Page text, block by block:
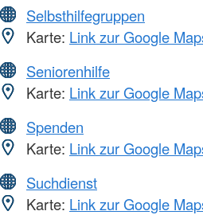
Selbsthilfegruppen
Karte: Link zur Google
Seniorenhilfe
Karte: Link zur Google
Spenden
Karte: Link zur Google
Suchdienst
Karte: Link zur Google